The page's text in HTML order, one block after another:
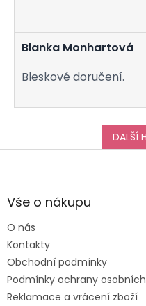
Blanka Monhartová
Bleskové doručení.
DALŠÍ
Z
aVše o nákupu
O nás
Kontakty
Obchodní podmínky
Podmínky ochrany
Reklamace a vrácení zboží